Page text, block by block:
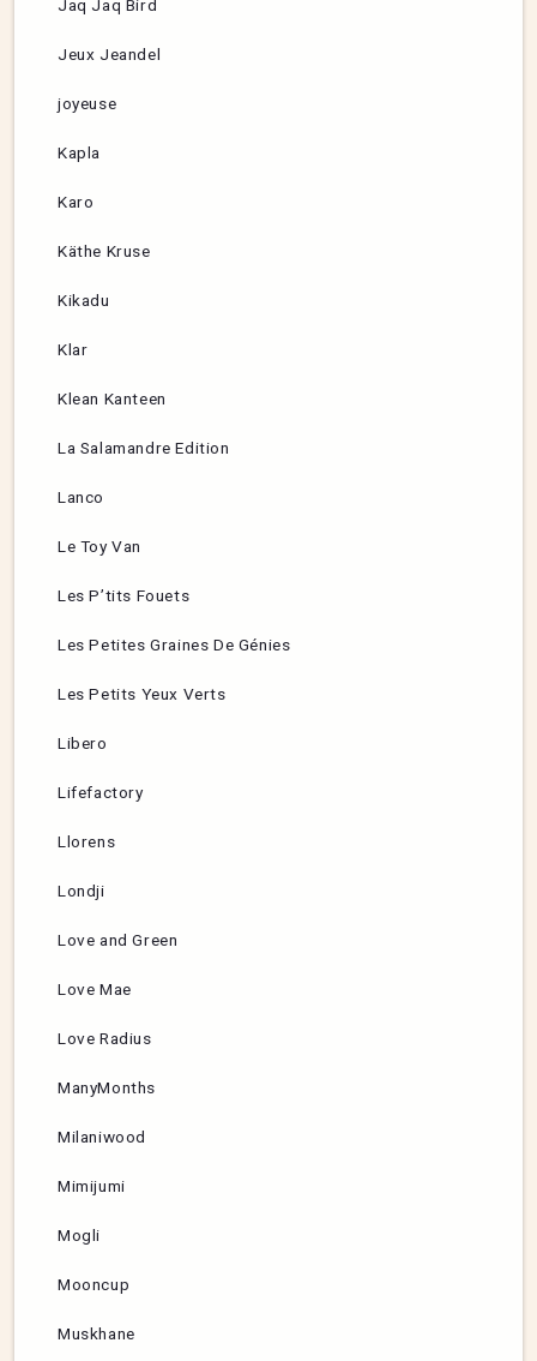
Jaq Jaq Bird
Jeux Jeandel
joyeuse
Kapla
Karo
Käthe Kruse
Kikadu
Klar
Klean Kanteen
La Salamandre Edition
Lanco
Le Toy Van
Les P’tits Fouets
Les Petites Graines De Génies
Les Petits Yeux Verts
Libero
Lifefactory
Llorens
Londji
Love and Green
Love Mae
Love Radius
ManyMonths
Milaniwood
Mimijumi
Mogli
Mooncup
Muskhane